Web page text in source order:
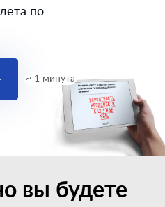
по
~ 1 минута
вы будете